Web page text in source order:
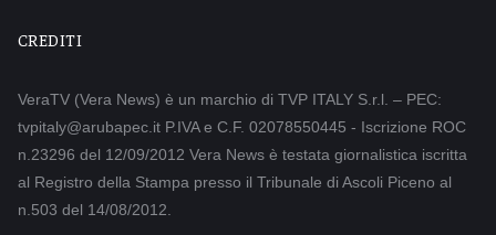
CREDITI
VeraTV (Vera News) è un marchio di TVP ITALY S.r.l. – PEC:
tvpitaly@arubapec.it P.IVA e C.F. 02078550445 - Iscrizione ROC
n.23296 del 12/09/2012 Vera News è testata giornalistica iscritta
al Registro della Stampa presso il Tribunale di Ascoli Piceno al
n.503 del 14/08/2012.